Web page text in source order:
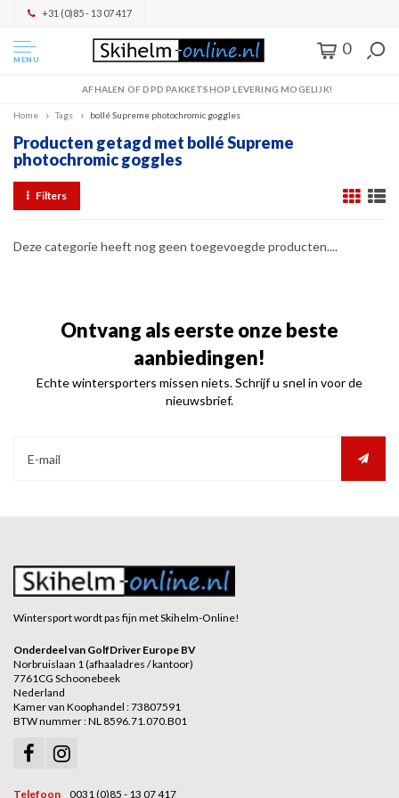
+31 (0)85 - 13 07 417
MENU
0
AFHALEN OF DPD PAKKETSHOP LEVERING MOGELIJK!
Home Tags bollé Supreme photochromic goggles
Producten getagd met bollé Supreme
photochromic goggles
Filters
Deze categorie heeft nog geen toegevoegde producten....
Ontvang als eerste onze beste
aanbiedingen!
Echte wintersporters missen niets. Schrijf u snel in voor de
nieuwsbrief.
Wintersport wordt pas fijn met Skihelm-Online!
Onderdeel van GolfDriver Europe BV
Norbruislaan 1 (afhaaladres / kantoor)
7761CG Schoonebeek
Nederland
Kamer van Koophandel : 73807591
BTW nummer : NL 8596.71.070.B01
Telefoon 0031 (0)85 - 13 07 417